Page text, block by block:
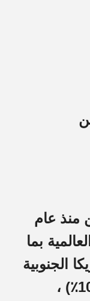
منذ عام
بما
، أمريكا الجنوبية
(10٪) ، جنوب شرق آسيا (10٪) ،